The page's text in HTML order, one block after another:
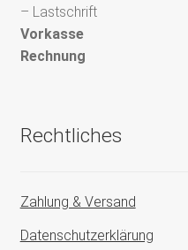
– Lastschrift
Vorkasse
Rechnung
Rechtliches
Zahlung & Versand
Datenschutzerklärung